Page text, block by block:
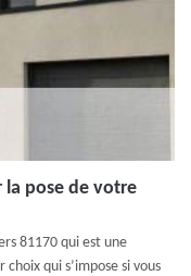
la pose de votre
81170 qui est une
qui s’impose si vous